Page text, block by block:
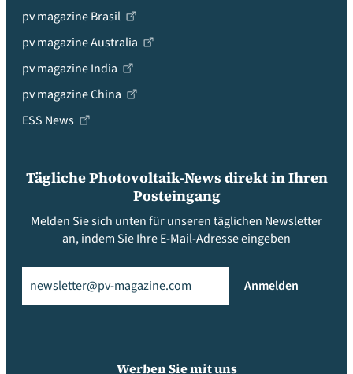
pv magazine Brasil
pv magazine Australia
pv magazine India
pv magazine China
ESS News
Tägliche Photovoltaik-News direkt in Ihren
Posteingang
Melden Sie sich unten für unseren täglichen Newsletter
an, indem Sie Ihre E-Mail-Adresse eingeben
Anmelden
Werben Sie mit uns